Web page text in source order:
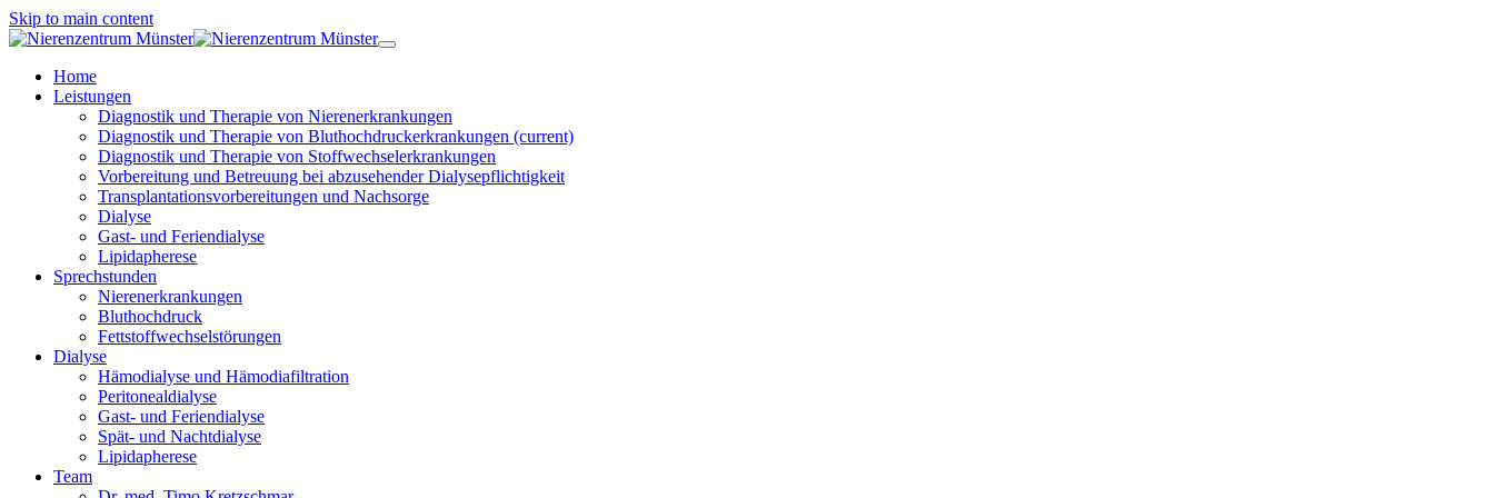
Skip to main content
Home
Leistungen
Diagnostik und Therapie von Nierenerkrankungen
Diagnostik und Therapie von Bluthochdruckerkrankungen (current)
Diagnostik und Therapie von Stoffwechselerkrankungen
Vorbereitung und Betreuung bei abzusehender Dialysepflichtigkeit
Transplantationsvorbereitungen und Nachsorge
Dialyse
Gast- und Feriendialyse
Lipidapherese
Sprechstunden
Nierenerkrankungen
Bluthochdruck
Fettstoffwechselstörungen
Dialyse
Hämodialyse und Hämodiafiltration
Peritonealdialyse
Gast- und Feriendialyse
Spät- und Nachtdialyse
Lipidapherese
Team